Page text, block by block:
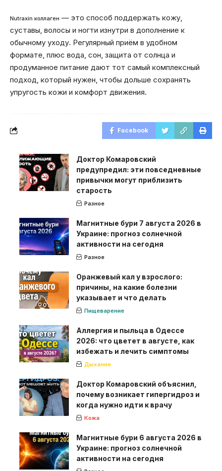
Nutraxin коллаген — это способ поддержать кожу,
суставы, волосы и ногти изнутри в дополнение к
обычному уходу. Регулярный приём в удобном
формате, плюс вода, сон, защита от солнца и
продуманное питание дают тот самый комплексный
подход, который нужен, чтобы дольше сохранять
упругость кожи и комфорт движения.
Facebook
Доктор Комаровский
предупредил: эти повседневные
привычки могут приблизить
старость
Разное
Магнитные бури 7 августа 2026 в
Украине: прогноз солнечной
активности на сегодня
Разное
Оранжевый кал у взрослого:
причины, на какие болезни
указывает и что делать
Пищеварение
Аллергия и пыльца в Одессе
2026: что цветет в августе, как
избежать и лечить симптомы
Дыхание
Доктор Комаровский объяснил,
почему возникает гипергидроз и
когда нужно идти к врачу
Кожа
Магнитные бури 6 августа 2026 в
Украине: прогноз солнечной
активности на сегодня